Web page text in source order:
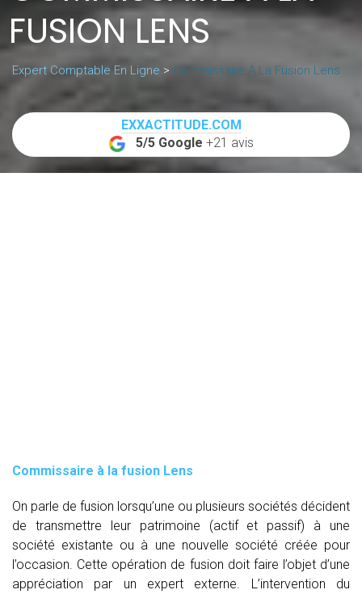
FUSION LENS
Expert Comptable En Ligne > Commissaire À La Fusion Lens
EXXACTITUDE.COM
5/5 Google +21 avis
Commissaire à la fusion Lens
On parle de fusion lorsqu’une ou plusieurs sociétés décident
de transmettre leur patrimoine (actif et passif) à une
société existante ou à une nouvelle société créée pour
l’occasion. Cette opération de fusion doit faire l’objet d’une
appréciation par un expert externe. L’intervention du